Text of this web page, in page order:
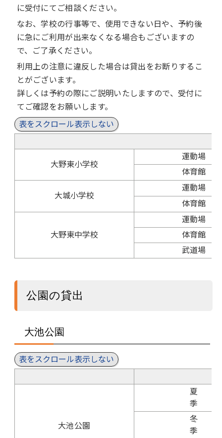
に受付にてご相談ください。
なお、学校の行事等で、使用できない日や、予約後
に急にご利用が出来なくなる場合もございますの
で、ご了承ください。
利用上の注意に違反した場合は貸出をお断りするこ
とがございます。
詳しくは予約の際にご説明いたしますので、受付に
てご確認をお願いします。
表をスクロール表示しない
大野東小学校
運動場
体育館
大城小学校
運動場
体育館
大野東中学校
運動場
体育館
武道場
公園の貸出
大池公園
表をスクロール表示しない
大池公園
夏
季
冬
季